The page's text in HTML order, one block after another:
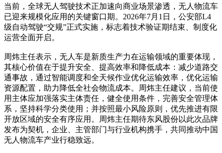
当前，全球无人驾驶技术正加速向商业场景渗透，无人物流车
已迎来规模化应用的关键窗口期。2026年7月1日，公安部L4
级自动驾驶“交规”正式实施，标志着技术验证期结束、制度化
运营全面开启。
周炜主任表示，无人车是新质生产力在运输领域的重要体现，
其核心价值在于提升安全、提高效率和降低成本：减少道路交
通事故，通过智能调度和全天候作业优化运输效率，优化运输
资源配置，助力降低全社会物流成本。周炜主任建议，当前使
用主体应加强落实主体责任，健全使用条件，完善安全管理体
系，坚持科学分类使用；并按照最小风险原则，优先推进有限
开放区域的安全有序应用。周炜主任期待东风股份以此次品牌
发布为契机，企业、主管部门与行业机构携手，共同推动中国
无人物流车产业行稳致远。